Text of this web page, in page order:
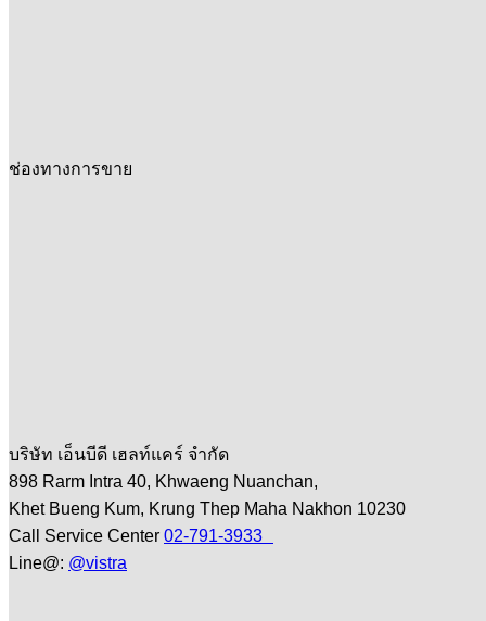
ช่องทางการขาย
บริษัท เอ็นบีดี เฮลท์แคร์ จำกัด
898 Rarm Intra 40, Khwaeng Nuanchan,
Khet Bueng Kum, Krung Thep Maha Nakhon 10230
Call Service Center 02-791-3933
Line@: @vistra